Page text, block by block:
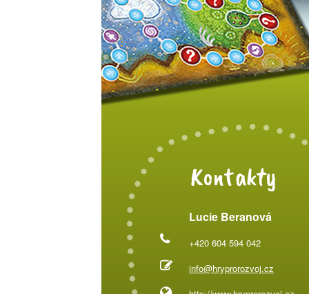
Kontakty
Lucie Beranová
+420 604 594 042
info@hryprorozvoj.cz